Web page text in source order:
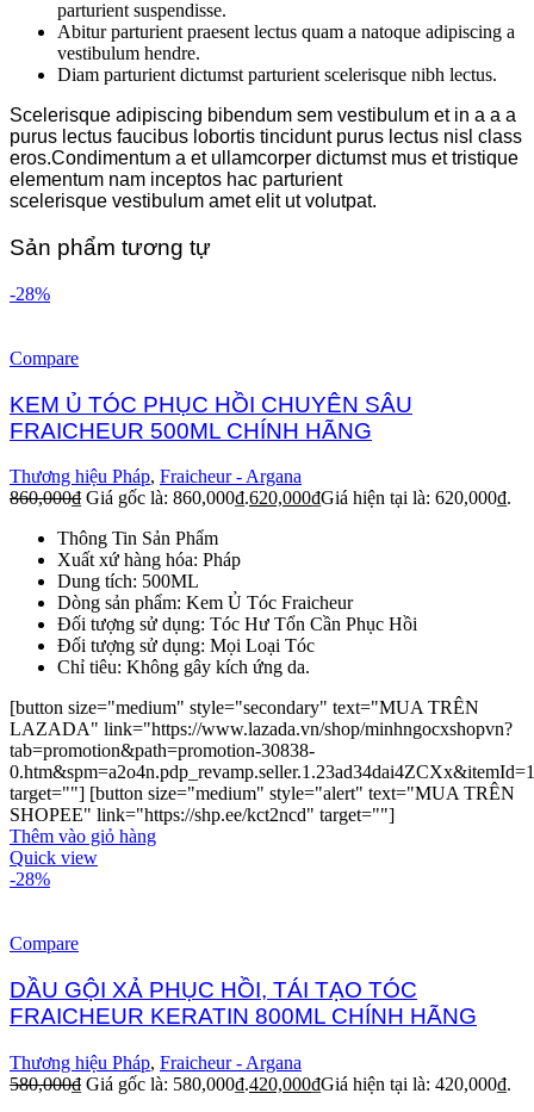
parturient suspendisse.
Abitur parturient praesent lectus quam a natoque adipiscing a
vestibulum hendre.
Diam parturient dictumst parturient scelerisque nibh lectus.
Scelerisque adipiscing bibendum sem vestibulum et in a a a
purus lectus faucibus lobortis tincidunt purus lectus nisl class
eros.Condimentum a et ullamcorper dictumst mus et tristique
elementum nam inceptos hac parturient
scelerisque vestibulum amet elit ut volutpat.
Sản phẩm tương tự
-28%
Compare
KEM Ủ TÓC PHỤC HỒI CHUYÊN SÂU
FRAICHEUR 500ML CHÍNH HÃNG
Thương hiệu Pháp, Fraicheur - Argana
860,000₫ Giá gốc là: 860,000₫.620,000₫Giá hiện tại là: 620,000₫.
Thông Tin Sản Phẩm
Xuất xứ hàng hóa: Pháp
Dung tích: 500ML
Dòng sản phẩm: Kem Ủ Tóc Fraicheur
Đối tượng sử dụng: Tóc Hư Tổn Cần Phục Hồi
Đối tượng sử dụng: Mọi Loại Tóc
Chỉ tiêu: Không gây kích ứng da.
[button size="medium" style="secondary" text="MUA TRÊN
LAZADA" link="https://www.lazada.vn/shop/minhngocxshopvn?
tab=promotion&path=promotion-30838-
target=""] [button size="medium" style="alert" text="MUA TRÊN
SHOPEE" link="https://shp.ee/kct2ncd" target=""]
Thêm vào giỏ hàng
Quick view
-28%
Compare
DẦU GỘI XẢ PHỤC HỒI, TÁI TẠO TÓC
FRAICHEUR KERATIN 800ML CHÍNH HÃNG
Thương hiệu Pháp, Fraicheur - Argana
580,000₫ Giá gốc là: 580,000₫.420,000₫Giá hiện tại là: 420,000₫.